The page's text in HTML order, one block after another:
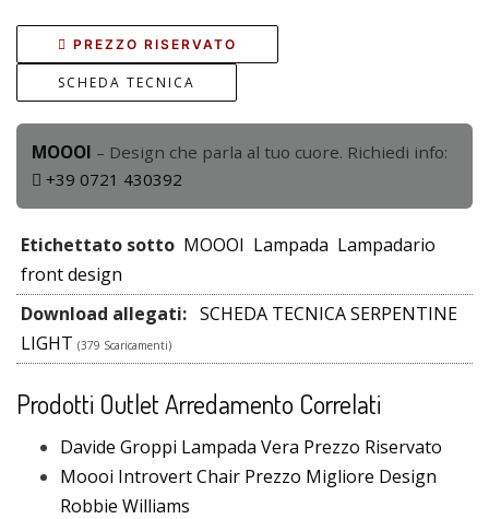
PREZZO RISERVATO
SCHEDA TECNICA
MOOOI – Design che parla al tuo cuore. Richiedi info:
+39 0721 430392
Etichettato sotto MOOOI Lampada Lampadario
front design
Download allegati: SCHEDA TECNICA SERPENTINE
LIGHT (379 Scaricamenti)
Prodotti Outlet Arredamento Correlati
Davide Groppi Lampada Vera Prezzo Riservato
Moooi Introvert Chair Prezzo Migliore Design
Robbie Williams